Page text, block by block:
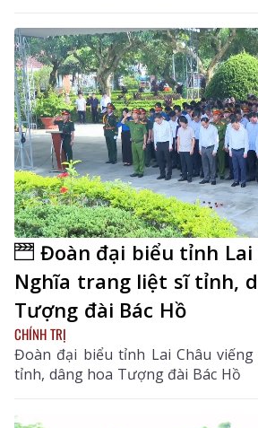
Đoàn đại biểu tỉnh Lai
Nghĩa trang liệt sĩ tỉnh,
Tượng đài Bác Hồ
CHÍNH TRỊ
Đoàn đại biểu tỉnh Lai Châu
tỉnh, dâng hoa Tượng đài Bác Hồ